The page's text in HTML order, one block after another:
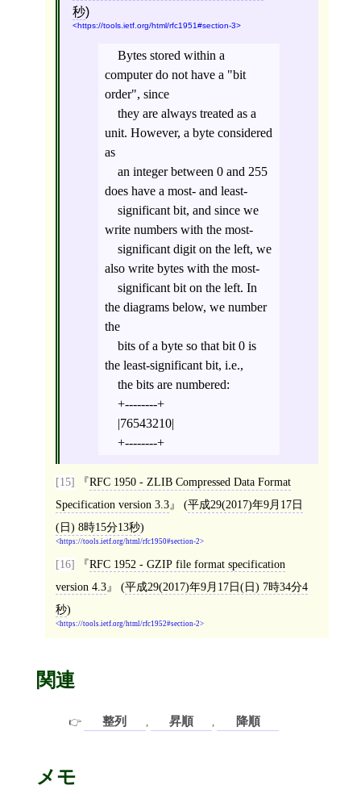
秒)
https://tools.ietf.org/html/rfc1951#section-3
Bytes stored within a
computer do not have a "bit
order", since
they are always treated as a
unit. However, a byte considered
as
an integer between 0 and 255
does have a most- and least-
significant bit, and since we
write numbers with the most-
significant digit on the left, we
also write bytes with the most-
significant bit on the left. In
the diagrams below, we number
the
bits of a byte so that bit 0 is
the least-significant bit, i.e.,
the bits are numbered:
+--------+
|76543210|
+--------+
[15]
RFC 1950 - ZLIB Compressed Data Format
Specification version 3.3
(平成29(2017)年9月17日
(日) 8時15分13秒)
https://tools.ietf.org/html/rfc1950#section-2
[16]
RFC 1952 - GZIP file format specification
version 4.3
(平成29(2017)年9月17日(日) 7時34分4
秒)
https://tools.ietf.org/html/rfc1952#section-2
関連
整列 昇順 降順
メモ